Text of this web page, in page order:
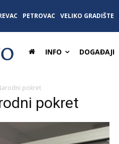
PETROVAC VELIKO GRADIŠTE
INFO DOGAĐAJI
pokret
pokret